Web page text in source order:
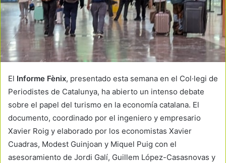
El Informe Fènix, presentado esta semana en el Col·legi de
Periodistes de Catalunya, ha abierto un intenso debate
sobre el papel del turismo en la economía catalana. El
documento, coordinado por el ingeniero y empresario
Xavier Roig y elaborado por los economistas Xavier
Cuadras, Modest Guinjoan y Miquel Puig con el
asesoramiento de Jordi Galí, Guillem López-Casasnovas y